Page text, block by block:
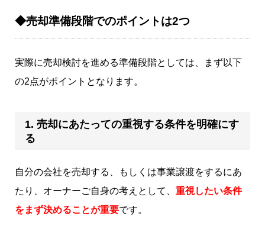
◆売却準備段階でのポイントは2つ
実際に売却検討を進める準備段階としては、まず以下
の2点がポイントとなります。
1. 売却にあたっての重視する条件を明確にす
る
自分の会社を売却する、もしくは事業譲渡をするにあ
たり、オーナーご自身の考えとして、 重視したい条件
をまず決めることが重要です。